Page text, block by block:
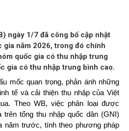
ngày 1/7 đã công bố cập nhật
gia năm 2026, trong đó chính
quốc gia có thu nhập trung
gia có thu nhập trung bình cao.
mốc quan trọng, phản ánh những
tế và cải thiện thu nhập của Việt
Theo WB, việc phân loại được
tổng thu nhập quốc dân (GNI)
năm trước, tính theo phương pháp